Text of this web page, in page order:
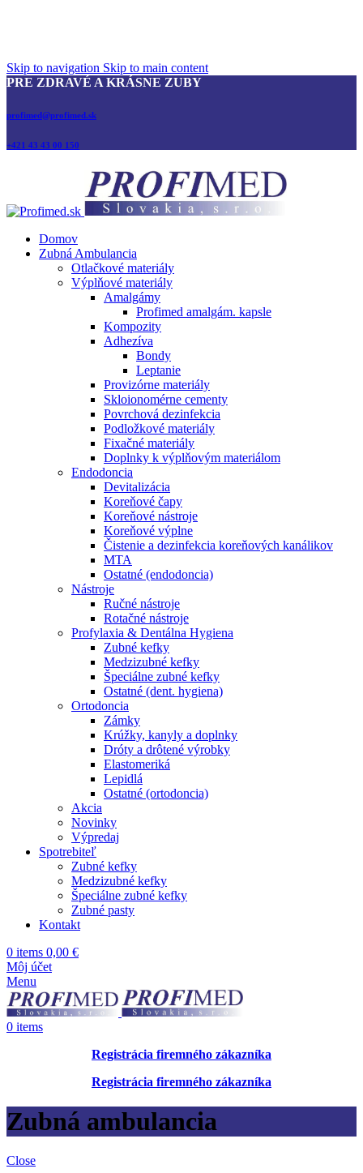
Skip to navigation Skip to main content
PRE ZDRAVÉ A KRÁSNE ZUBY
profimed@profimed.sk
+421 43 43 00 150
Domov
Zubná Ambulancia
Otlačkové materiály
Výplňové materiály
Amalgámy
Profimed amalgám. kapsle
Kompozity
Adhezíva
Bondy
Leptanie
Provizórne materiály
Skloionomérne cementy
Povrchová dezinfekcia
Podložkové materiály
Fixačné materiály
Doplnky k výplňovým materiálom
Endodoncia
Devitalizácia
Koreňové čapy
Koreňové nástroje
Koreňové výplne
Čistenie a dezinfekcia koreňových kanálikov
MTA
Ostatné (endodoncia)
Nástroje
Ručné nástroje
Rotačné nástroje
Profylaxia & Dentálna Hygiena
Zubné kefky
Medzizubné kefky
Špeciálne zubné kefky
Ostatné (dent. hygiena)
Ortodoncia
Zámky
Krúžky, kanyly a doplnky
Dróty a drôtené výrobky
Elastomeriká
Lepidlá
Ostatné (ortodoncia)
Akcia
Novinky
Výpredaj
Spotrebiteľ
Zubné kefky
Medzizubné kefky
Špeciálne zubné kefky
Zubné pasty
Kontakt
0 items 0,00 €
Môj účet
Menu
0 items
Registrácia firemného zákazníka
Registrácia firemného zákazníka
Zubná ambulancia
Close